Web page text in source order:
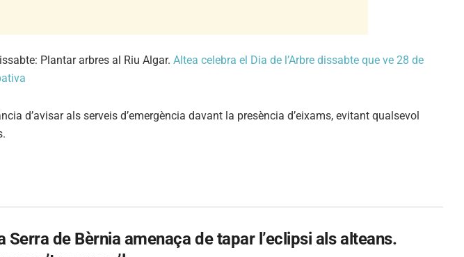
Plantar arbres al Riu Algar. Altea celebra el Dia de l’Arbre dissabte que ve 28 de
d’avisar als serveis d’emergència davant la presència d’eixams, evitant qualsevol
Serra de Bèrnia amenaça de tapar l’eclipsi als alteans.